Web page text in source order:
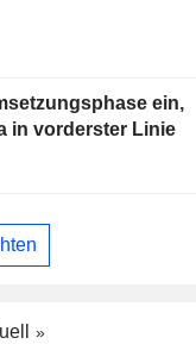
ein,
in vorderster Linie